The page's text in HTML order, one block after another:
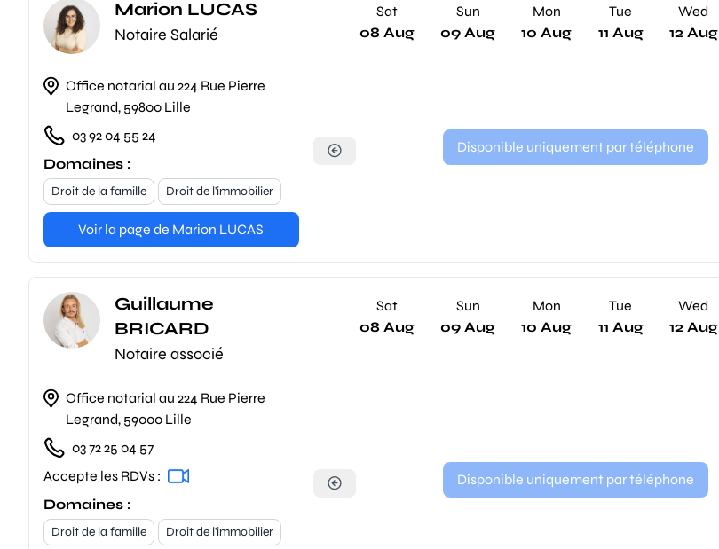
Marion LUCAS
Notaire Salarié
Office notarial au 224 Rue Pierre
Legrand, 59800 Lille
03 92 04 55 24
Domaines :
Droit de la famille Droit de l'immobilier
Voir la page de Marion LUCAS
Sat
08 Aug
Sun
09 Aug
Mon
10 Aug
Tue
11 Aug
Wed
12 Aug
Disponible uniquement par téléphone
Guillaume
BRICARD
Notaire associé
Office notarial au 224 Rue Pierre
Legrand, 59000 Lille
03 72 25 04 57
Accepte les RDVs :
Domaines :
Droit de la famille
Droit de l'immobilier
Sat
08 Aug
Sun
09 Aug
Mon
10 Aug
Tue
11 Aug
Wed
12 Aug
Disponible uniquement par téléphone